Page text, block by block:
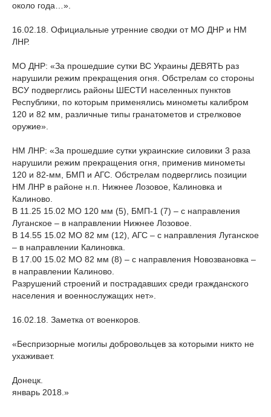
около года…».
16.02.18. Официальные утренние сводки от МО ДНР и НМ
ЛНР.
МО ДНР: «За прошедшие сутки ВС Украины ДЕВЯТЬ раз
нарушили режим прекращения огня. Обстрелам со стороны
ВСУ подверглись районы ШЕСТИ населенных пунктов
Республики, по которым применялись минометы калибром
120 и 82 мм, различные типы гранатометов и стрелковое
оружие».
НМ ЛНР: «За прошедшие сутки украинские силовики 3 раза
нарушили режим прекращения огня, применив минометы
120 и 82-мм, БМП и АГС. Обстрелам подверглись позиции
НМ ЛНР в районе н.п. Нижнее Лозовое, Калиновка и
Калиново.
В 11.25 15.02 МО 120 мм (5), БМП-1 (7) – с направления
Луганское – в направлении Нижнее Лозовое.
В 14.55 15.02 МО 82 мм (12), АГС – с направления Луганское
– в направлении Калиновка.
В 17.00 15.02 МО 82 мм (8) – с направления Новозвановка –
в направлении Калиново.
Разрушений строений и пострадавших среди гражданского
населения и военнослужащих нет».
16.02.18. Заметка от военкоров.
«Беспризорные могилы добровольцев за которыми никто не
ухаживает.
Донецк.
январь 2018.»